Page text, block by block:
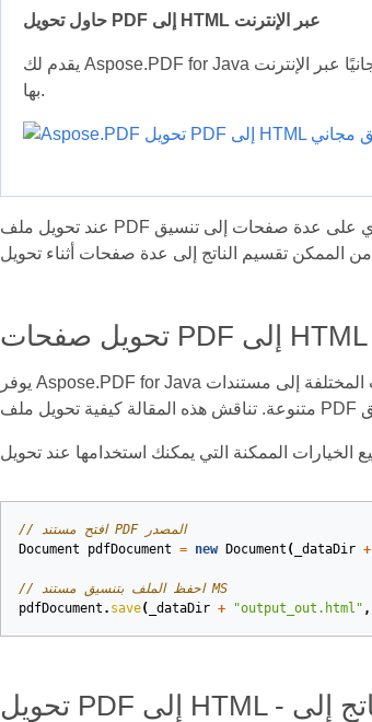
حاول تحويل PDF إلى HTML عبر الإنترنت
بها.
عند تحويل ملف PDF كبير يحتوي على عدة صفحات إلى تنسيق HTML، يظهر الناتج كصفحة HTML واحدة. قد يصبح طويلًا جدًا. للتحكم في حجم
تحويل صفحات PDF إلى HTML
يوفر Aspose.PDF for Java العديد من الميزات لتحويل تنسيقات الملفات المختلفة إلى مستندات PDF وتحويل ملفات PDF إلى تنسيقات إخراج
// افتح مستند PDF المصدر
Document
pdfDocument = new Document ( _dataDir +
// احفظ الملف بتنسيق مستند MS
pdfDocument . save( _dataDir + "output_out.html" ,